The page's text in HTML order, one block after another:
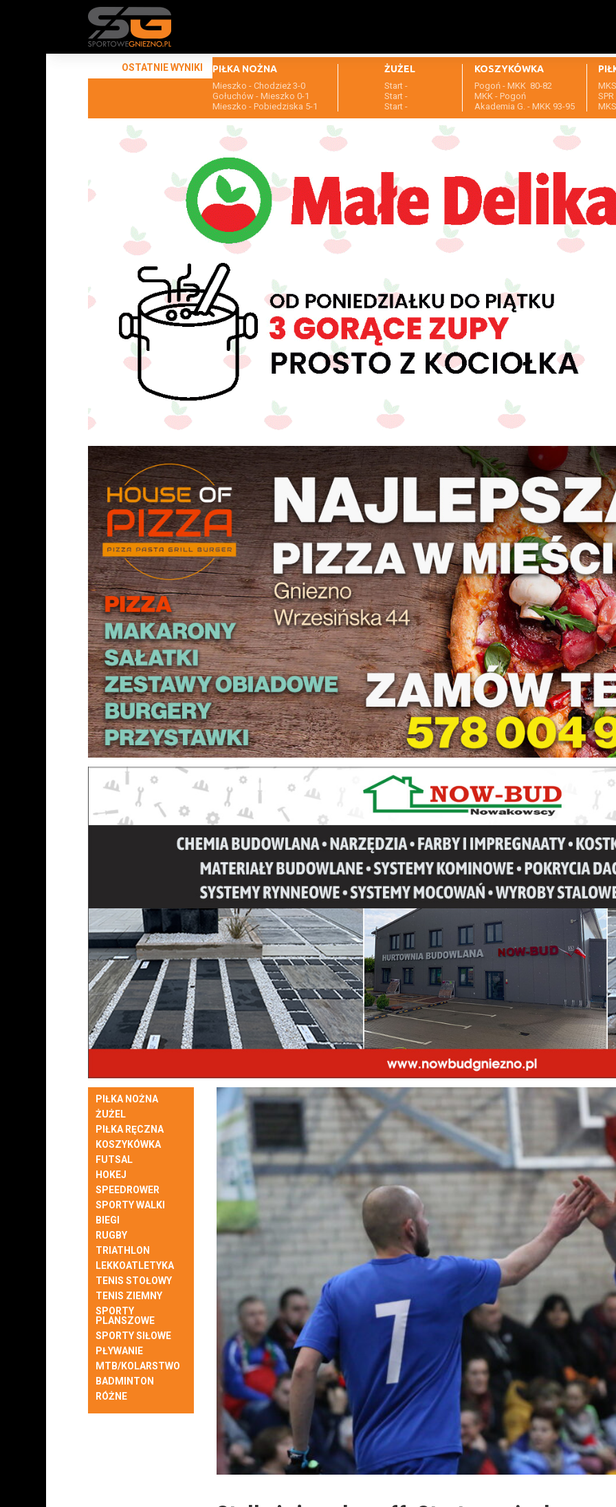
OSTATNIE WYNIKI PIŁKA NOŻNA
Mieszko - Chodzież 3-0
Gołuchów - Mieszko 0-1
Mieszko - Pobiedziska 5-1
ŻUŻEL
Start -
Start -
Start -
KOSZYKÓWKA
Pogoń - MKK 80-82
MKK - Pogoń
Akademia G. - MKK 93-95
PIŁKA NOŻNA
ŻUŻEL
PIŁKA RĘCZNA
KOSZYKÓWKA
FUTSAL
HOKEJ
SPEEDROWER
SPORTY WALKI
BIEGI
RUGBY
TRIATHLON
LEKKOATLETYKA
TENIS STOŁOWY
TENIS ZIEMNY
SPORTY
PLANSZOWE
SPORTY SIŁOWE
PŁYWANIE
MTB/KOLARSTWO
BADMINTON
RÓŻNE